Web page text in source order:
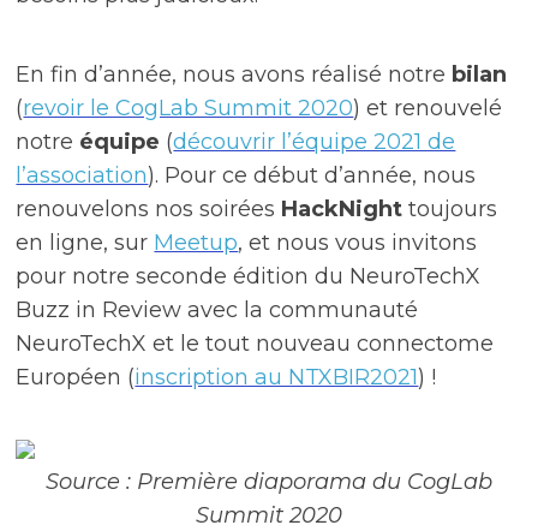
En fin d’année, nous avons réalisé notre bilan
(revoir le CogLab Summit 2020) et renouvelé
notre équipe (découvrir l’équipe 2021 de
l’association). Pour ce début d’année, nous
renouvelons nos soirées HackNighttoujours
en ligne, sur Meetup, et nous vous invitons
pour notre seconde édition du NeuroTechX
Buzz in Review avec la communauté
NeuroTechX et le tout nouveau connectome
Européen (inscription au NTXBIR2021) !
Source : Première diaporama du CogLab
Summit 2020